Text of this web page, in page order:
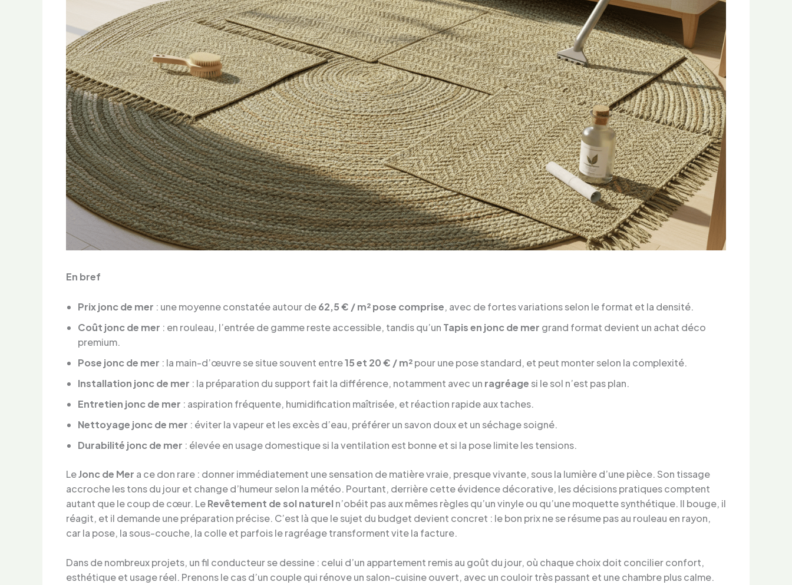
En bref
Prix jonc de mer : une moyenne constatée autour de62,5 € / m² pose comprise, avec de fortes variations selon le format et la densité.
Coût jonc de mer : en rouleau, l’entrée de gamme reste accessible, tandis qu’un Tapis en jonc de mer grand format devient un achat déco
premium.
Pose jonc de mer : la main-d’œuvre se situe souvent entre15 et 20 € / m²pour une pose standard, et peut monter selon la complexité.
Installation jonc de mer : la préparation du support fait la différence, notamment avec un ragréage si le sol n’est pas plan.
Entretien jonc de mer : aspiration fréquente, humidification maîtrisée, et réaction rapide aux taches.
Nettoyage jonc de mer : éviter la vapeur et les excès d’eau, préférer un savon doux et un séchage soigné.
Durabilité jonc de mer : élevée en usage domestique si la ventilation est bonne et si la pose limite les tensions.
LeJonc de Mer a ce don rare : donner immédiatement une sensation de matière vraie, presque vivante, sous la lumière d’une pièce. Son tissage
accroche les tons du jour et change d’humeur selon la météo. Pourtant, derrière cette évidence décorative, les décisions pratiques comptent
autant que le coup de cœur. LeRevêtement de sol naturel n’obéit pas aux mêmes règles qu’un vinyle ou qu’une moquette synthétique. Il bouge, il
réagit, et il demande une préparation précise. C’est là que le sujet du budget devient concret : le bon prix ne se résume pas au rouleau en rayon,
car la pose, la sous-couche, la colle et parfois le ragréage transforment vite la facture.
Dans de nombreux projets, un fil conducteur se dessine : celui d’un appartement remis au goût du jour, où chaque choix doit concilier confort,
esthétique et usage réel. Prenons le cas d’un couple qui rénove un salon-cuisine ouvert, avec un couloir très passant et une chambre plus calme.